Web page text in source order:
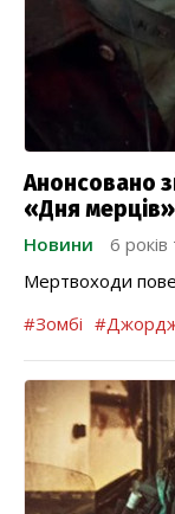
Анонсовано
«Дня
Новини
6
Мертвоходи
#Зомбі